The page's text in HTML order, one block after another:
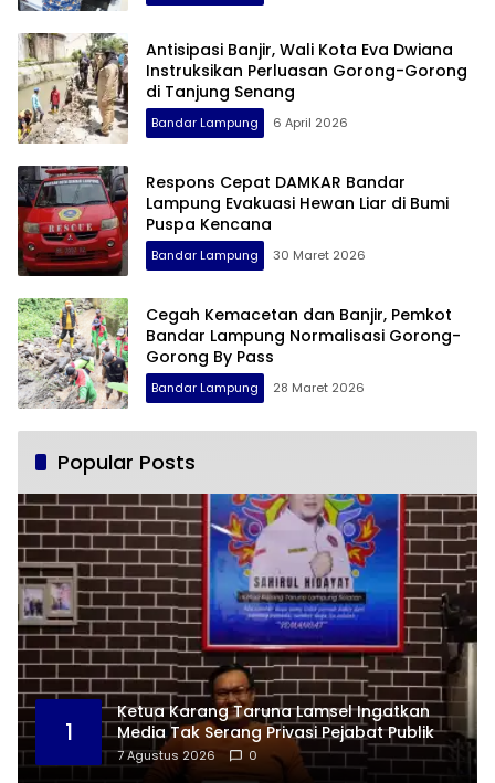
Antisipasi Banjir, Wali Kota Eva Dwiana
Instruksikan Perluasan Gorong-Gorong
di Tanjung Senang
Bandar Lampung 6 April 2026
Respons Cepat DAMKAR Bandar
Lampung Evakuasi Hewan Liar di Bumi
Puspa Kencana
Bandar Lampung 30 Maret 2026
Cegah Kemacetan dan Banjir, Pemkot
Bandar Lampung Normalisasi Gorong-
Gorong By Pass
Bandar Lampung 28 Maret 2026
Popular Posts
1
Ketua Karang Taruna Lamsel Ingatkan
Media Tak Serang Privasi Pejabat Publik
7 Agustus 2026 0